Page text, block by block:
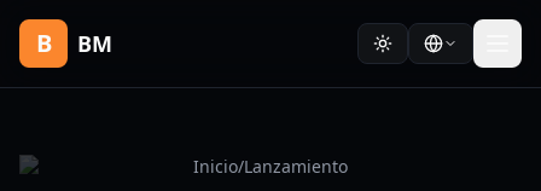
B BM
Inicio/Lanzamiento